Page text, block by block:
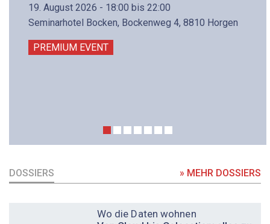
19. August 2026 - 18:00 bis 22:00
Seminarhotel Bocken, Bockenweg 4, 8810 Horgen
PREMIUM EVENT
DOSSIERS » MEHR DOSSIERS
Wo die Daten wohnen